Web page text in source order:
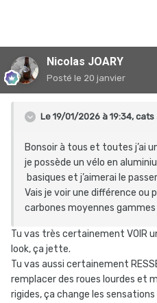
Nicolas JOARY
Posté le 20 janvier
Le 19/01/2026 à 19:34, cats
Bonsoir à tous et toutes j’ai
je possède un vélo en
basiques et j’aimerai le
Vais je voir une différence ou
carbones moyennes
Tu vas très certainement VOIR
look, ça jette.
Tu vas aussi certainement
remplacer des roues lourdes et
rigides, ça change les